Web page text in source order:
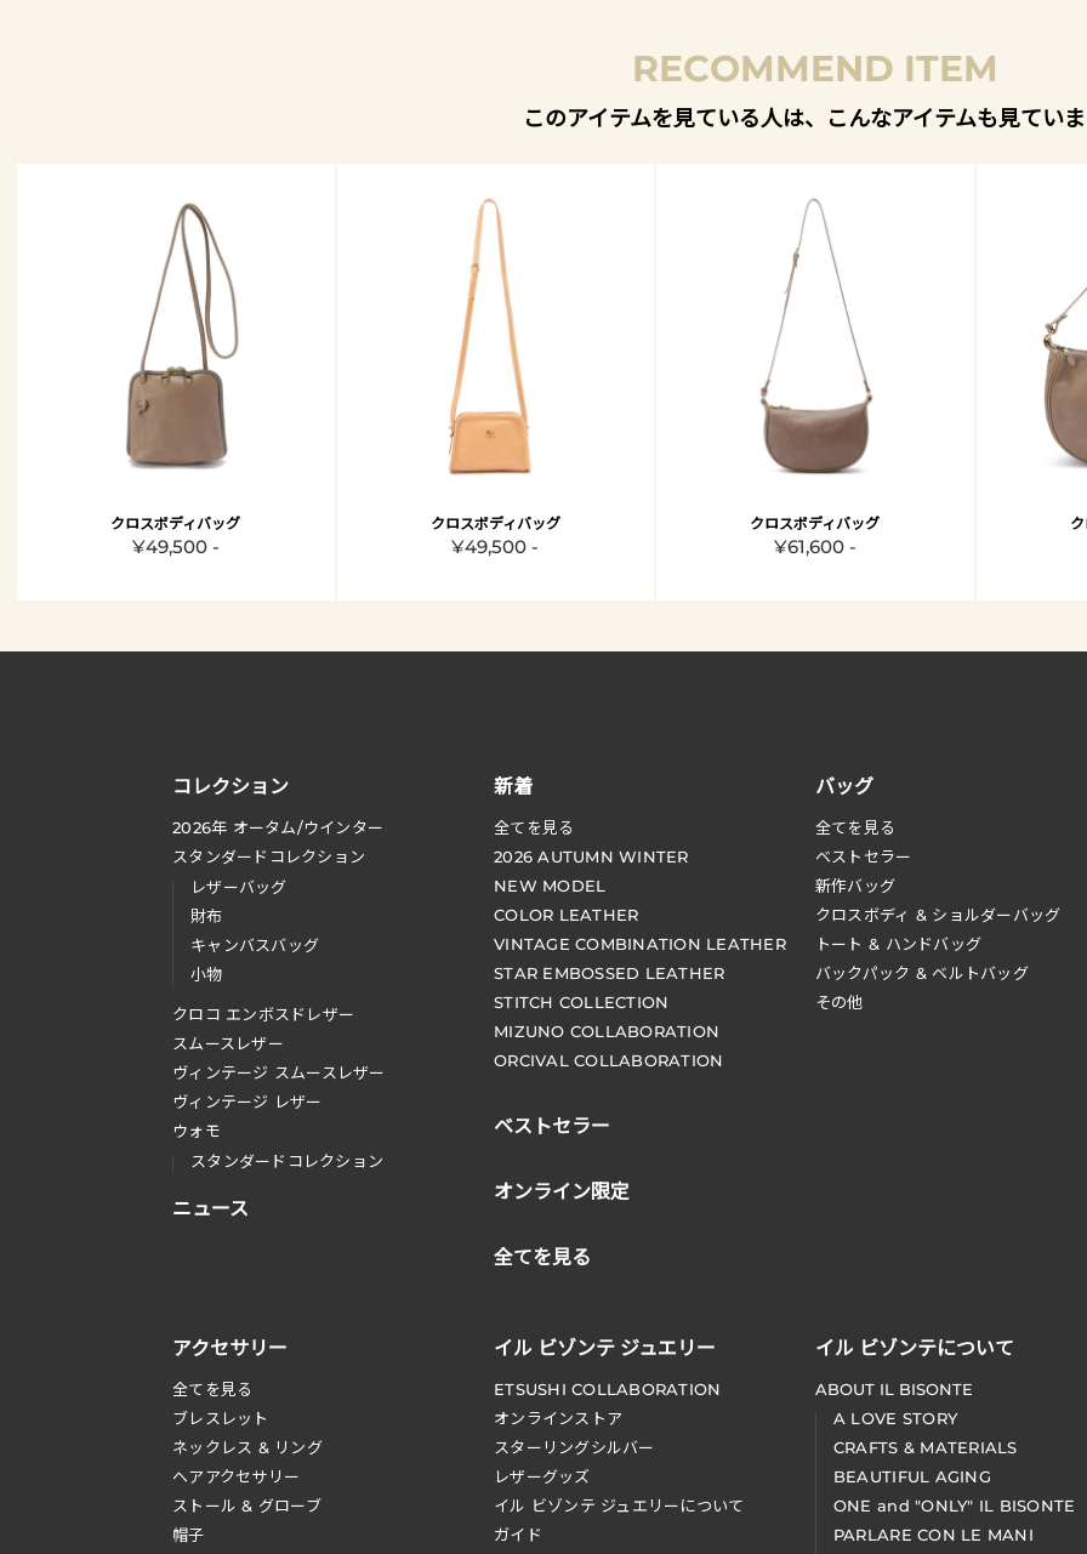
RECOMMEND ITEM
このアイテムを見ている人は、こんなアイテムも見てい
クロスボディバッグ
¥49,500 -
クロスボディバッグ
¥49,500 -
クロスボディバッグ
¥61,600 -
コレクション
2026年 オータム/ウインター
スタンダードコレクション
レザーバッグ
財布
キャンバスバッグ
小物
クロコ エンボスドレザー
スムースレザー
ヴィンテージ スムースレザー
ヴィンテージ レザー
ウォモ
スタンダードコレクション
ニュース
新着
全てを見る
2026 AUTUMN WINTER
NEW MODEL
COLOR LEATHER
VINTAGE COMBINATION LEATHER
STAR EMBOSSED LEATHER
STITCH COLLECTION
MIZUNO COLLABORATION
ORCIVAL COLLABORATION
ベストセラー
オンライン限定
全てを見る
バッグ
全てを見る
ベストセラー
新作バッグ
クロスボディ & ショルダーバッグ
トート & ハンドバッグ
バックパック & ベルトバッグ
その他
アクセサリー
全てを見る
ブレスレット
ネックレス & リング
へアアクセサリー
ストール & グローブ
帽子
イル ビゾンテ ジュエリー
ETSUSHI COLLABORATION
オンラインストア
スターリングシルバー
レザーグッズ
イル ビゾンテ ジュエリーについて
ガイド
イル ビゾンテについて
ABOUT IL BISONTE
A LOVE STORY
CRAFTS & MATERIALS
BEAUTIFUL AGING
ONE and "ONLY" IL BISONTE
PARLARE CON LE MANI